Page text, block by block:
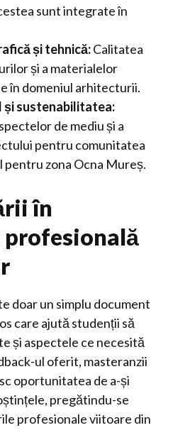
sunt integrate în
și tehnică:Calitatea
și a materialelor
în domeniul arhitecturii.
și sustenabilitatea:
de mediu și a
pentru comunitatea
pentru zona Ocna Mureș.
în
profesională
doar un simplu document
care ajută studenții să
și aspectele ce necesită
ul oferit, masteranzii
oportunitatea de a-și
pregătindu-se
profesionale viitoare din